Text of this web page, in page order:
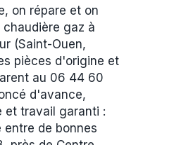
on répare et on
gaz à
(Saint-Ouen,
pièces d'origine et
au 06 44 60
d'avance,
et travail garanti :
de bonnes